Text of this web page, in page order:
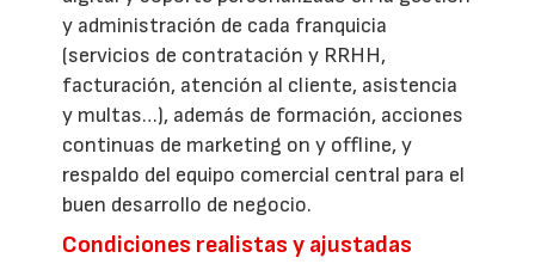
y administración de cada franquicia
(servicios de contratación y RRHH,
facturación, atención al cliente, asistencia
y multas…), además de formación, acciones
continuas de marketing on y offline, y
respaldo del equipo comercial central para el
buen desarrollo de negocio.
Condiciones realistas y ajustadas